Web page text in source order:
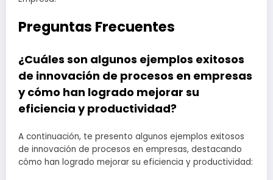
Preguntas Frecuentes
¿Cuáles son algunos ejemplos exitosos
de innovación de procesos en empresas
y cómo han logrado mejorar su
eficiencia y productividad?
A continuación, te presento algunos ejemplos exitosos
de innovación de procesos en empresas, destacando
cómo han logrado mejorar su eficiencia y productividad: